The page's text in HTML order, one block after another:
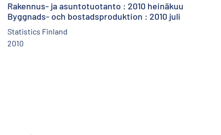
Rakennus- ja asuntotuotanto : 2010 heinäkuu
Byggnads- och bostadsproduktion : 2010 juli
Statistics Finland
2010